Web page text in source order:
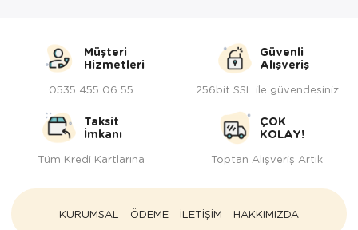
Müşteri
Hizmetleri
0535 455 06 55
Güvenli
Alışveriş
256bit SSL ile güvendesiniz
Taksit
İmkanı
Tüm Kredi Kartlarına
ÇOK
KOLAY!
Toptan Alışveriş Artık
KURUMSAL ÖDEME İLETİŞİM HAKKIMIZDA